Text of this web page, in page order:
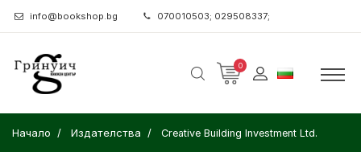
info@bookshop.bg 070010503; 029508337;
0
Начало Издателства Creative Building Investment Ltd.